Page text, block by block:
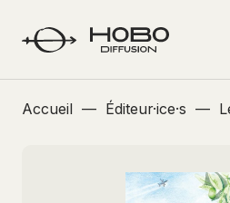
Accueil — Éditeur·ice·s —